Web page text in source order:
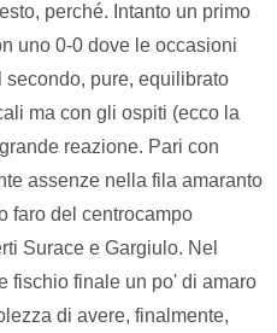
perché. Intanto un primo
uno 0-0 dove le occasioni
secondo, pure, equilibrato
ma con gli ospiti (ecco la
reazione. Pari con
assenze nella fila amaranto
faro del centrocampo
Surace e Gargiulo. Nel
fischio finale un po' di amaro
di avere, finalmente,